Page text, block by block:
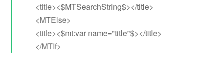
<title><$MTSearchString$></title>
<MTElse>
<title><$mt:var name="title"$></title>
</MTIf>